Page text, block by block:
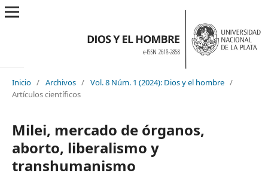
Inicio / Archivos / Vol. 8 Núm. 1 (2024): Dios y el hombre /
Artículos científicos
Milei, mercado de órganos,
aborto, liberalismo y
transhumanismo